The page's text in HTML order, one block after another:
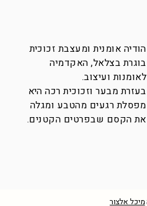
הודיה אומנית ומעצבת זכוכית
בוגרת בצלאל, האקדמיה
לאומנות ועיצוב.
בעזרת מבער וזכוכית רכה היא
מפסלת רגעים מהטבע ומגלה
את הקסם שבפרטים הקטנים.
מיכל אלצור